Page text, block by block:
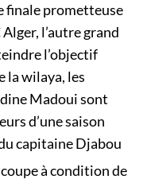
finale prometteuse
l’autre grand
l’objectif
la wilaya, les
Madoui sont
d’une saison
capitaine Djabou
coupe à condition de